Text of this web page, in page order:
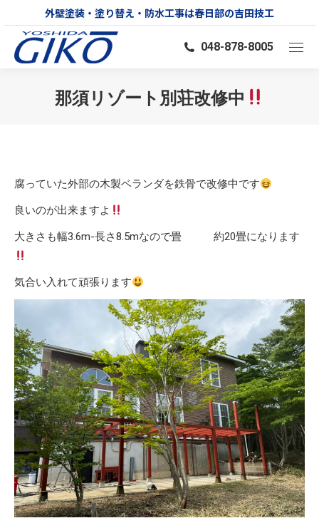
外壁塗装・塗り替え・防水工事は春日部の吉田技工
048-878-8005
那須リゾート別荘改修中
腐っていた外部の木製ベランダを鉄骨で改修中です
良いのが出来ますよ
大きさも幅3.6m-長さ8.5mなので畳 約20畳になります
気合い入れて頑張ります